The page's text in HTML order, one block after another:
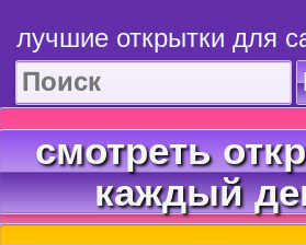
лучшие открытки для
смотреть
каждый